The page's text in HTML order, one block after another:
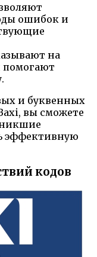
ошибок и
на
помогают
и буквенных
вы сможете
эффективную
кодов